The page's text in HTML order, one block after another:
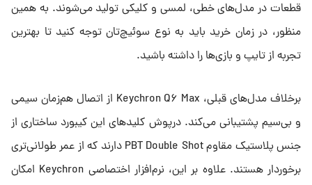
قطعات در مدل‌های خطی، لمسی و کلیکی تولید می‌شوند. به همین
منظور، در زمان خرید باید به نوع سوئیچ‌تان توجه کنید تا بهترین
تجربه از تایپ و بازی‌ها را داشته باشید.
برخلاف مدل‌های قبلی، Keychron Q۶ Max از اتصال هم‌زمان سیمی
و بی‌سیم پشتیبانی می‌کند. درپوش کلیدهای این کیبورد ساختاری از
جنس پلاستیک مقاوم PBT Double Shot دارند که از عمر طولانی‌تری
برخوردار هستند. علاوه بر این، نرم‌افزار اختصاصی Keychron امکان